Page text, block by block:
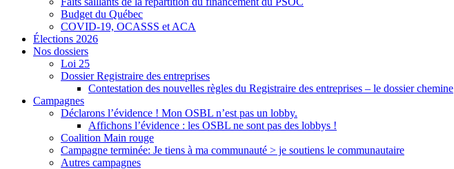
Budget du Québec
COVID-19, OCASSS et ACA
Élections 2026
Nos dossiers
Loi 25
Dossier Registraire des entreprises
Contestation des nouvelles règles du Registraire des entreprises – le dossier chemine
Campagnes
Déclarons l’évidence ! Mon OSBL n’est pas un lobby.
Affichons l’évidence : les OSBL ne sont pas des lobbys !
Coalition Main rouge
Campagne terminée: Je tiens à ma communauté > je soutiens le communautaire
Autres campagnes